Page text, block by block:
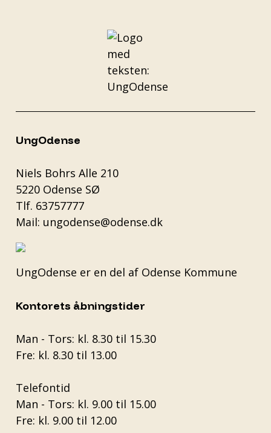
UngOdense
Niels Bohrs Alle 210
5220 Odense SØ
Tlf. 63757777
Mail: ungodense@odense.dk
UngOdense er en del af Odense Kommune
Kontorets åbningstider
Man - Tors: kl. 8.30 til 15.30
Fre: kl. 8.30 til 13.00
Telefontid
Man - Tors: kl. 9.00 til 15.00
Fre: kl. 9.00 til 12.00